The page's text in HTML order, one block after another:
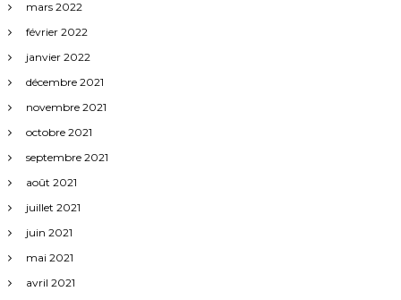
mars 2022
février 2022
janvier 2022
décembre 2021
novembre 2021
octobre 2021
septembre 2021
août 2021
juillet 2021
juin 2021
mai 2021
avril 2021